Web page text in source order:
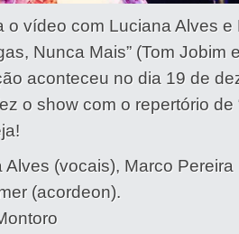
o vídeo com Luciana Alves e
Nunca Mais” (Tom Jobim
aconteceu no dia 19 de
o show com o repertório de
Alves (vocais), Marco Pereira
(acordeon).